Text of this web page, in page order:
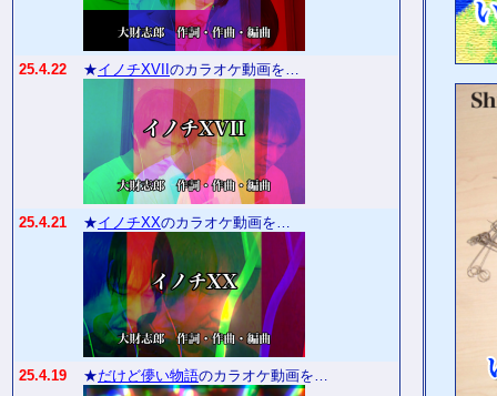
25.4.22 ★イノチXVII のカラオケ動画を…
25.4.21 ★イノチXXのカラオケ動画を…
25.4.19 ★だけど儚い物語のカラオケ動画を…